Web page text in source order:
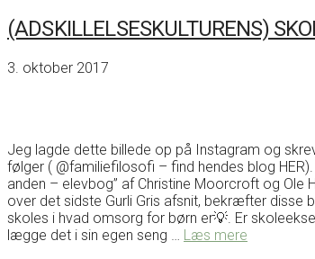
(ADSKILLELSESKULTURENS)
3. oktober 2017
Jeg lagde dette billede op på Instagram og
følger ( @familiefilosofi – find hendes blog
anden – elevbog” af Christine Moorcroft og
over det sidste Gurli Gris afsnit, bekræfter disse
skoles i hvad omsorg for børn er💡. Er
lægge det i sin egen seng … Læs mere